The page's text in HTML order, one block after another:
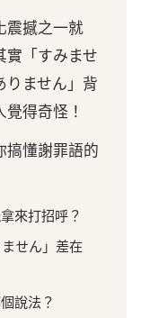
震撼之一就
實「すみませ
りません」背
得奇怪！
搞懂謝罪語的
來打招呼？
せん」差在
說法？